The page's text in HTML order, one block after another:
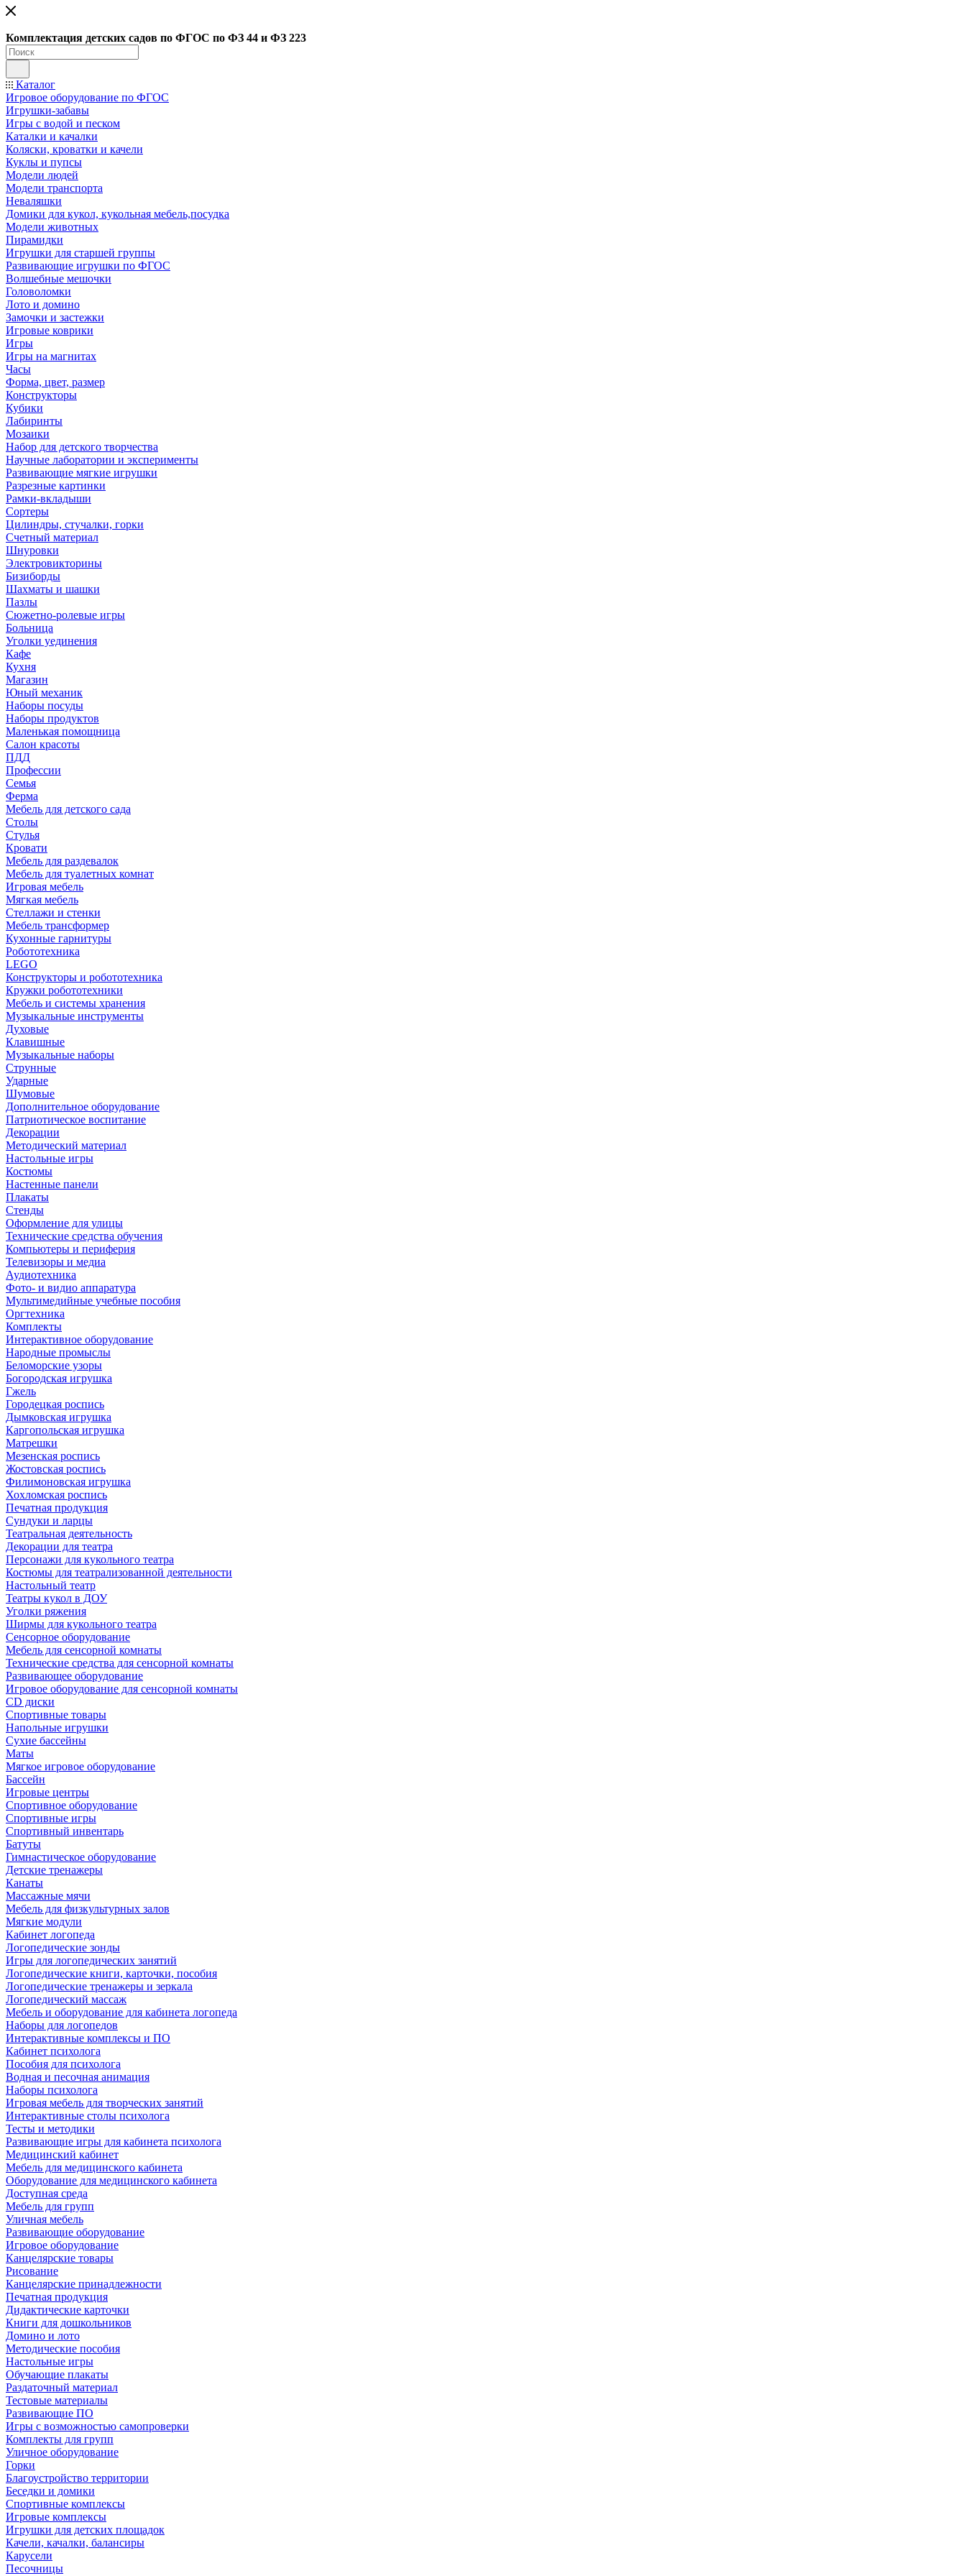
Комплектация детских садов по ФГОC по ФЗ 44 и ФЗ 223
Каталог
Игровое оборудование по ФГОС
Игрушки-забавы
Игры с водой и песком
Каталки и качалки
Коляски, кроватки и качели
Куклы и пупсы
Модели людей
Модели транспорта
Неваляшки
Домики для кукол, кукольная мебель,посудка
Модели животных
Пирамидки
Игрушки для старшей группы
Развивающие игрушки по ФГОС
Волшебные мешочки
Головоломки
Лото и домино
Замочки и застежки
Игровые коврики
Игры
Игры на магнитах
Часы
Форма, цвет, размер
Конструкторы
Кубики
Лабиринты
Мозаики
Набор для детского творчества
Научные лаборатории и эксперименты
Развивающие мягкие игрушки
Разрезные картинки
Рамки-вкладыши
Сортеры
Цилиндры, стучалки, горки
Счетный материал
Шнуровки
Электровикторины
Бизиборды
Шахматы и шашки
Пазлы
Сюжетно-ролевые игры
Больница
Уголки уединения
Кафе
Кухня
Магазин
Юный механик
Наборы посуды
Наборы продуктов
Маленькая помощница
Салон красоты
ПДД
Профессии
Семья
Ферма
Мебель для детского сада
Столы
Cтулья
Кровати
Мебель для раздевалок
Мебель для туалетных комнат
Игровая мебель
Мягкая мебель
Стеллажи и стенки
Мебель трансформер
Кухонные гарнитуры
Робототехника
LEGO
Конструкторы и робототехника
Кружки робототехники
Мебель и системы хранения
Музыкальные инструменты
Духовые
Клавишные
Музыкальные наборы
Струнные
Ударные
Шумовые
Дополнительное оборудование
Патриотическое воспитание
Декорации
Методический материал
Настольные игры
Костюмы
Настенные панели
Плакаты
Стенды
Оформление для улицы
Технические средства обучения
Компьютеры и периферия
Телевизоры и медиа
Аудиотехника
Фото- и видио аппаратура
Мультимедийные учебные пособия
Оргтехника
Комплекты
Интерактивное оборудование
Народные промыслы
Беломорские узоры
Богородская игрушка
Гжель
Городецкая роспись
Дымковская игрушка
Каргопольская игрушка
Матрешки
Мезенская роспись
Жостовская роспись
Филимоновская игрушка
Хохломская роспись
Печатная продукция
Сундуки и ларцы
Театральная деятельность
Декорации для театра
Персонажи для кукольного театра
Костюмы для театрализованной деятельности
Настольный театр
Театры кукол в ДОУ
Уголки ряжения
Ширмы для кукольного театра
Сенсорное оборудование
Мебель для сенсорной комнаты
Технические средства для сенсорной комнаты
Развивающее оборудование
Игровое оборудование для сенсорной комнаты
CD диски
Спортивные товары
Напольные игрушки
Сухие бассейны
Маты
Мягкое игровое оборудование
Бассейн
Игровые центры
Спортивное оборудование
Спортивные игры
Спортивный инвентарь
Батуты
Гимнастическое оборудование
Детские тренажеры
Канаты
Массажные мячи
Мебель для физкультурных залов
Мягкие модули
Кабинет логопеда
Логопедические зонды
Игры для логопедических занятий
Логопедические книги, карточки, пособия
Логопедические тренажеры и зеркала
Логопедический массаж
Мебель и оборудование для кабинета логопеда
Наборы для логопедов
Интерактивные комплексы и ПО
Кабинет психолога
Пособия для психолога
Водная и песочная анимация
Наборы психолога
Игровая мебель для творческих занятий
Интерактивные столы психолога
Тесты и методики
Развивающие игры для кабинета психолога
Медицинский кабинет
Мебель для медицинского кабинета
Оборудование для медицинского кабинета
Доступная среда
Мебель для групп
Уличная мебель
Развивающие оборудование
Игровое оборудование
Канцелярские товары
Рисование
Канцелярские принадлежности
Печатная продукция
Дидактические карточки
Книги для дошкольников
Домино и лото
Методические пособия
Настольные игры
Обучающие плакаты
Раздаточный материал
Тестовые материалы
Развивающие ПО
Игры с возможностью самопроверки
Комплекты для групп
Уличное оборудование
Горки
Благоустройство территории
Беседки и домики
Спортивные комплексы
Игровые комплексы
Игрушки для детских площадок
Качели, качалки, балансиры
Карусели
Песочницы